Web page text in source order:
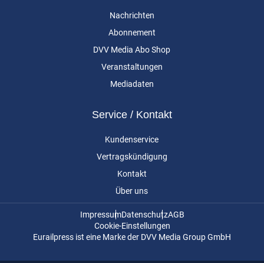
Nachrichten
Abonnement
DVV Media Abo Shop
Veranstaltungen
Mediadaten
Service / Kontakt
Kundenservice
Vertragskündigung
Kontakt
Über uns
ImpressumDatenschutzAGB
Cookie-Einstellungen
Eurailpress ist eine Marke der DVV Media Group GmbH